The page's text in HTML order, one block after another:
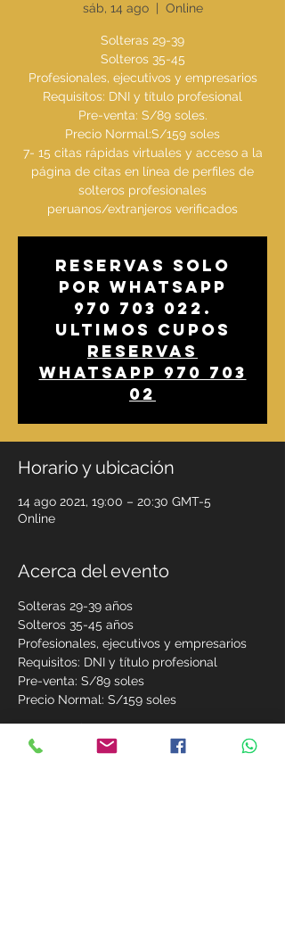
sáb, 14 ago
  |
Online
Solteras 29-39
Solteros 35-45
Profesionales, ejecutivos y empresarios
Requisitos: DNI y título profesional
Pre-venta: S/89 soles.
Precio Normal:S/159 soles
7- 15 citas rápidas virtuales y acceso a la
página de citas en línea de perfiles de
solteros profesionales
peruanos/extranjeros verificados
Reservas solo
por whatsapp
970 703 022.
Ultimos cupos
Reservas
whatsapp 970 703
02
Horario y ubicación
14 ago 2021, 19:00 – 20:30 GMT-5
Online
Acerca del evento
Solteras 29-39 años
Solteros 35-45 años
Profesionales, ejecutivos y empresarios
Requisitos: DNI y título profesional
Pre-venta: S/89 soles
Precio Normal: S/159 soles
Mostrar más